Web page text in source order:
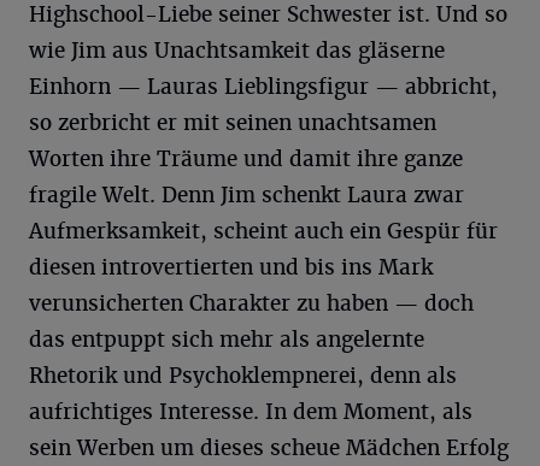
Highschool-Liebe seiner Schwester ist. Und so
wie Jim aus Unachtsamkeit das gläserne
Einhorn — Lauras Lieblingsfigur — abbricht,
so zerbricht er mit seinen unachtsamen
Worten ihre Träume und damit ihre ganze
fragile Welt. Denn Jim schenkt Laura zwar
Aufmerksamkeit, scheint auch ein Gespür für
diesen introvertierten und bis ins Mark
verunsicherten Charakter zu haben — doch
das entpuppt sich mehr als angelernte
Rhetorik und Psychoklempnerei, denn als
aufrichtiges Interesse. In dem Moment, als
sein Werben um dieses scheue Mädchen Erfolg